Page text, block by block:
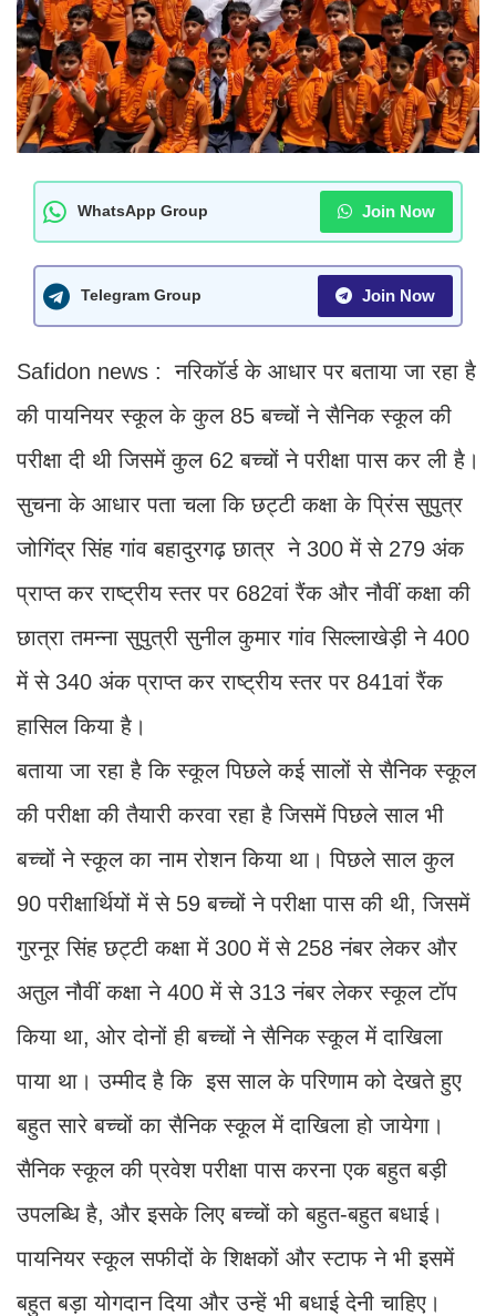
WhatsApp Group Join Now
Telegram Group Join Now
Safidon news : नरिकॉर्ड के आधार पर बताया जा रहा है
की पायनियर स्कूल के कुल 85 बच्चों ने सैनिक स्कूल की
परीक्षा दी थी जिसमें कुल 62 बच्चों ने परीक्षा पास कर ली है।
सुचना के आधार पता चला कि छट्टी कक्षा के प्रिंस सुपुत्र
जोगिंद्र सिंह गांव बहादुरगढ़ छात्र ने 300 में से 279 अंक
प्राप्त कर राष्ट्रीय स्तर पर 682वां रैंक और नौवीं कक्षा की
छात्रा तमन्ना सुपुत्री सुनील कुमार गांव सिल्लाखेड़ी ने 400
में से 340 अंक प्राप्त कर राष्ट्रीय स्तर पर 841वां रैंक
हासिल किया है।
बताया जा रहा है कि स्कूल पिछले कई सालों से सैनिक स्कूल
की परीक्षा की तैयारी करवा रहा है जिसमें पिछले साल भी
बच्चों ने स्कूल का नाम रोशन किया था। पिछले साल कुल
90 परीक्षार्थियों में से 59 बच्चों ने परीक्षा पास की थी, जिसमें
गुरनूर सिंह छट्टी कक्षा में 300 में से 258 नंबर लेकर और
अतुल नौवीं कक्षा ने 400 में से 313 नंबर लेकर स्कूल टॉप
किया था, ओर दोनों ही बच्चों ने सैनिक स्कूल में दाखिला
पाया था। उम्मीद है कि इस साल के परिणाम को देखते हुए
बहुत सारे बच्चों का सैनिक स्कूल में दाखिला हो जायेगा।
सैनिक स्कूल की प्रवेश परीक्षा पास करना एक बहुत बड़ी
उपलब्धि है, और इसके लिए बच्चों को बहुत-बहुत बधाई।
पायनियर स्कूल सफीदों के शिक्षकों और स्टाफ ने भी इसमें
बहुत बड़ा योगदान दिया और उन्हें भी बधाई देनी चाहिए।